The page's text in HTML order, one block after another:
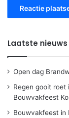
Laatste nieuws
Open dag
Regen gooit roet
Bouwvakfeest
Bouwvakfeest in